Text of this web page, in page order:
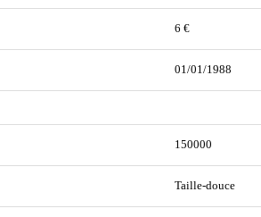
6 €
01/01/1988
150000
Taille-douce